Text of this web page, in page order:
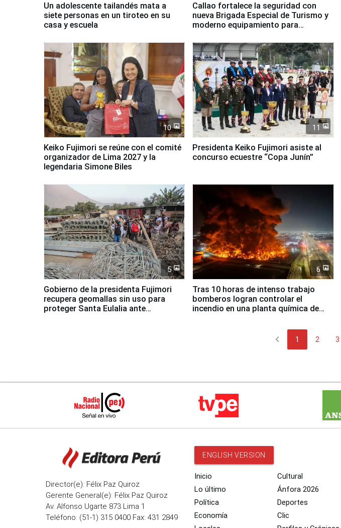
Un adolescente tailandés mata a
siete personas en un tiroteo en su
casa y escuela
Callao fortalece la seguridad con
nueva Brigada Especial de Turismo y
moderno equipamiento para
10
Keiko Fujimori se reúne con el comité
organizador de Lima 2027 y la
legendaria Simone Biles
11
Presidenta Keiko Fujimori asiste al
concurso ecuestre “Copa Junín”
5
Gobierno de la presidenta Fujimori
recupera geomallas sin uso para
proteger Santa Eulalia ante
6
Tras 10 horas de intenso trabajo
bomberos logran controlar el
incendio en una planta química de
chevron_left 1 2 3
Director(e): Félix Paz Quiroz
Gerente General(e): Félix Paz Quiroz
Av. Alfonso Ugarte 873 Lima 1
Teléfono: (51-1) 315 0400 Fax: 431 2849
ENGLISH VERSION
Inicio
Lo último
Política
Economía
Cultural
Ánfora 2026
Deportes
Clic